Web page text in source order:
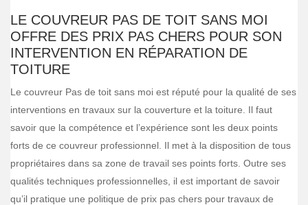
LE COUVREUR PAS DE TOIT SANS MOI
OFFRE DES PRIX PAS CHERS POUR SON
INTERVENTION EN RÉPARATION DE
TOITURE
Le couvreur Pas de toit sans moi est réputé pour la qualité de ses
interventions en travaux sur la couverture et la toiture. Il faut
savoir que la compétence et l’expérience sont les deux points
forts de ce couvreur professionnel. Il met à la disposition de tous
propriétaires dans sa zone de travail ses points forts. Outre ses
qualités techniques professionnelles, il est important de savoir
qu’il pratique une politique de prix pas chers pour travaux de